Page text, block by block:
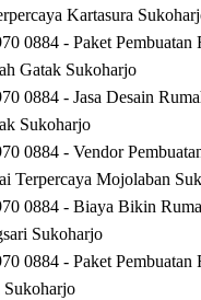
Kartasura
0884 - Paket Pembuatan
Gatak Sukoharjo
0884 - Jasa Desain
Sukoharjo
0884 - Vendor
Terpercaya Mojolaban
0884 - Biaya Bikin
Sukoharjo
0884 - Paket Pembuatan
Sukoharjo